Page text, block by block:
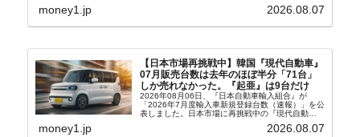
ウル市全域への「猛暑重大警報」が発令され...
money1.jp 2026.08.07
【日本市場再挑戦中】韓国『現代自動車』
07月販売台数は去年のほぼ半分「71台」
しか売れなかった。『起亜』は9台だけ
2026年08月06日、『日本自動車輸入組合』が
「2026年7月度輸入車新規登録台数（速報）」を公
表しました。日本市場に再挑戦中の『現代自動
車』、また日本市場を攻略したい『BYD』の販売
台数はこの中に捉えられているはずです。先月から
money1.jp 2026.08.07